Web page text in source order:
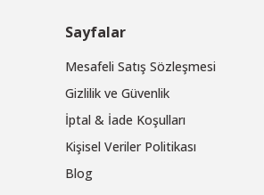
Sayfalar
Mesafeli Satış Sözleşmesi
Gizlilik ve Güvenlik
İptal & İade Koşulları
Kişisel Veriler Politikası
Blog